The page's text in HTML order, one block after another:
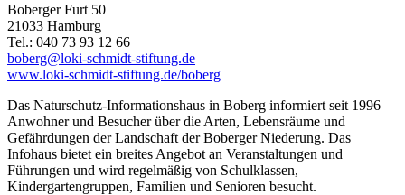
Boberger Furt 50
21033 Hamburg
Tel.: 040 73 93 12 66
boberg@loki-schmidt-stiftung.de
www.loki-schmidt-stiftung.de/boberg
Das Naturschutz-Informationshaus in Boberg informiert seit 1996
Anwohner und Besucher über die Arten, Lebensräume und
Gefährdungen der Landschaft der Boberger Niederung. Das
Infohaus bietet ein breites Angebot an Veranstaltungen und
Führungen und wird regelmäßig von Schulklassen,
Kindergartengruppen, Familien und Senioren besucht.